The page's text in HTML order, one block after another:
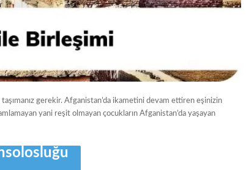
gerekir. Afganistan’da ikametini devam ettiren eşinizin
yani reşit olmayan çocukların Afganistan’da yaşayan